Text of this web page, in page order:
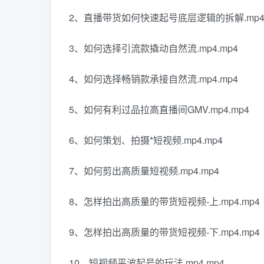
2、直播带货如何快速起号底层逻辑的拆解
3、如何选择引流款撬动自然流.mp4.mp4
4、如何选择畅销款承接自然流.mp4.mp4
5、如何有利过品拉高直播间GMV.mp4.mp4
6、如何策划、拍摄*短视频.mp4.mp4
7、如何剪出高质量短视频.mp4.mp4
8、怎样拍出高质量的带货短视频-上.mp4.mp4
9、怎样拍出高质量的带货短视频-下.mp4.mp4